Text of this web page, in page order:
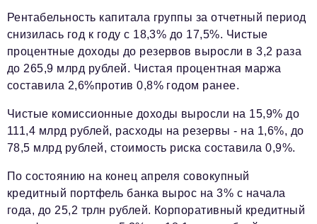
Рентабельность капитала группы за отчетный период
снизилась год к году с 18,3% до 17,5%. Чистые
процентные доходы до резервов выросли в 3,2 раза
до 265,9 млрд рублей. Чистая процентная маржа
составила 2,6%против 0,8% годом ранее.
Чистые комиссионные доходы выросли на 15,9% до
111,4 млрд рублей, расходы на резервы - на 1,6%, до
78,5 млрд рублей, стоимость риска составила 0,9%.
По состоянию на конец апреля совокупный
кредитный портфель банка вырос на 3% с начала
года, до 25,2 трлн рублей. Корпоративный кредитный